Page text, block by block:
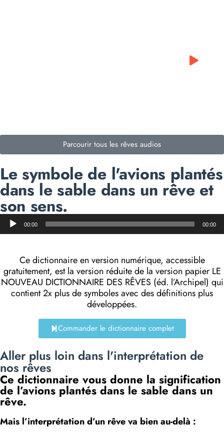
Parcourir tous les rêves audios
Le symbole de l'avions plantés
dans le sable dans un rêve et
son sens.
Lecteur
audio00:00 00:00
Ce dictionnaire en version numérique, accessible
gratuitement, est la version réduite de la version papier LE
NOUVEAU DICTIONNAIRE DES RÊVES (éd. l’Archipel) qui
contient 2x plus de symboles avec des définitions plus
développées.
Commander le dictionnaire complet
Aller plus loin dans l'interprétation de
nos rêves
Ce dictionnaire vous donne la signification
de l’avions plantés dans le sable dans un
rêve.
Mais l’interprétation d’un rêve va bien au-delà :